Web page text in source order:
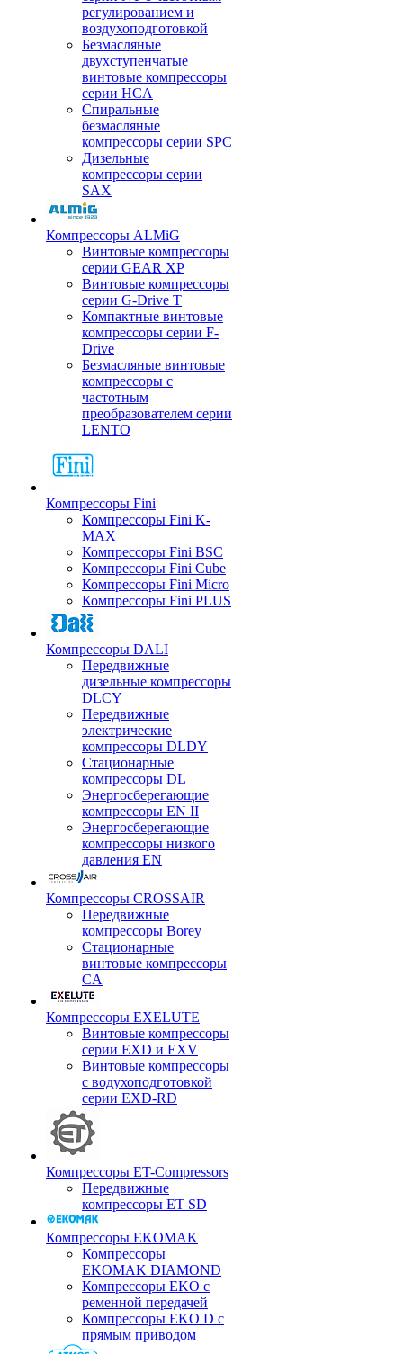
регулированием и
воздухоподготовкой
Безмасляные
двухступенчатые
винтовые компрессоры
серии HCA
Спиральные
безмасляные
компрессоры серии SPC
Дизельные
компрессоры серии
SAX
Компрессоры ALMiG
Винтовые компрессоры
серии GEAR XP
Винтовые компрессоры
серии G-Drive T
Компактные винтовые
компрессоры серии F-
Drive
Безмасляные винтовые
компрессоры с
частотным
преобразователем серии
LENTO
Компрессоры Fini
Компрессоры Fini K-
MAX
Компрессоры Fini BSC
Компрессоры Fini Cube
Компрессоры Fini Micro
Компрессоры Fini PLUS
Компрессоры DALI
Передвижные
дизельные компрессоры
DLCY
Передвижные
электрические
компрессоры DLDY
Стационарные
компрессоры DL
Энергосберегающие
компрессоры EN II
Энергосберегающие
компрессоры низкого
давления EN
Компрессоры CROSSAIR
Передвижные
компрессоры Borey
Стационарные
винтовые компрессоры
CA
Компрессоры EXELUTE
Винтовые компрессоры
серии EXD и EXV
Винтовые компрессоры
с водухоподготовкой
серии EXD-RD
Компрессоры ET-Compressors
Передвижные
компрессоры ET SD
Компрессоры EKOMAK
Компрессоры
EKOMAK DIAMOND
Компрессоры EKO c
ременной передачей
Компрессоры EKO D с
прямым приводом